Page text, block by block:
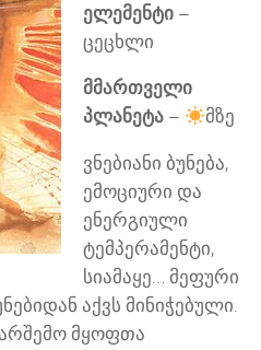
ელემენტი –
ცეცხლი
მმართველი
პლანეტა – მზე
ვნებიანი ბუნება,
ემოციური და
ენერგიული
ტემპერამენტი,
სიამაყე… მეფური
აქვს მინიჭებული.
მყოფთა